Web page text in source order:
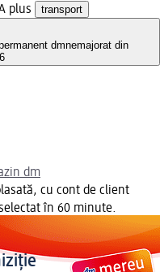
plus transport
dmnemajorat din
dm
cu cont de client
în 60 minute.